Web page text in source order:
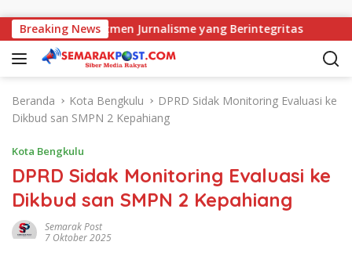
Breaking News
Perkuat Komitmen Jurnalisme yang Berintegritas
Beranda Kota Bengkulu
DPRD Sidak Monitoring Evaluasi ke
Dikbud san SMPN 2 Kepahiang
Kota Bengkulu
DPRD Sidak Monitoring Evaluasi ke
Dikbud san SMPN 2 Kepahiang
Semarak Post
7 Oktober 2025